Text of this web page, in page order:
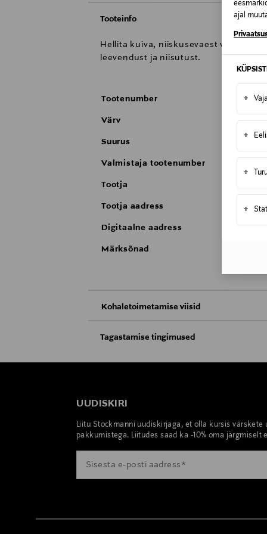
ajal
+
+
+
+
Tooteinfo
Hellita kuiva, niiskusevaest või
leevendust ja niisutust.
Tootenumber
Värv
Suurus
Valmistaja tootenumber
Tootja
Tootja aadress
Digitaalne aadress
Märksõnad
Kohaletoimetamise viisid
Tarnimine pakiautomaati või
Tagastamise tingimused
UUDISKIRI
Liitu Stockmanni uudiskirjaga, et olla kursis värskete
pakkumistega. Liitudes saad ka -10% oma järgmiselt